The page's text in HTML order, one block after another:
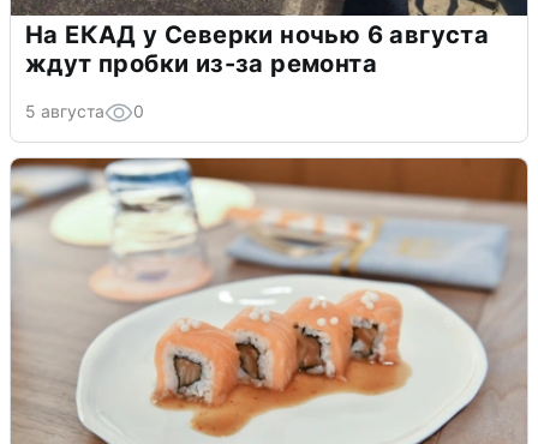
На ЕКАД у Северки ночью 6 августа
ждут пробки из-за ремонта
5 августа 0